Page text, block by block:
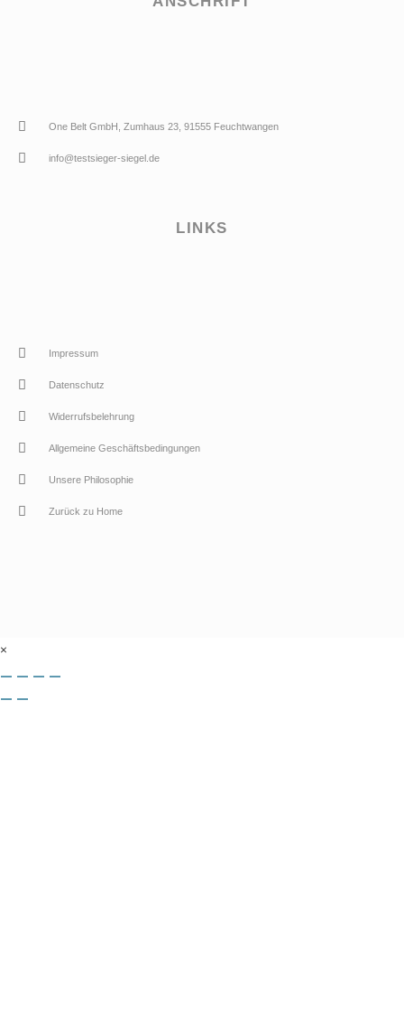
One Belt GmbH, Zumhaus 23, 91555 Feuchtwangen
info@testsieger-siegel.de
LINKS
Impressum
Datenschutz
Widerrufsbelehrung
Allgemeine Geschäftsbedingungen
Unsere Philosophie
Zurück zu Home
×